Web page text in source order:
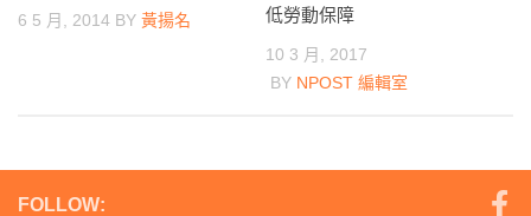
6 5 月, 2014 BY 黃揚名
低勞動保障
10 3 月, 2017
BY NPOST 編輯室
FOLLOW: